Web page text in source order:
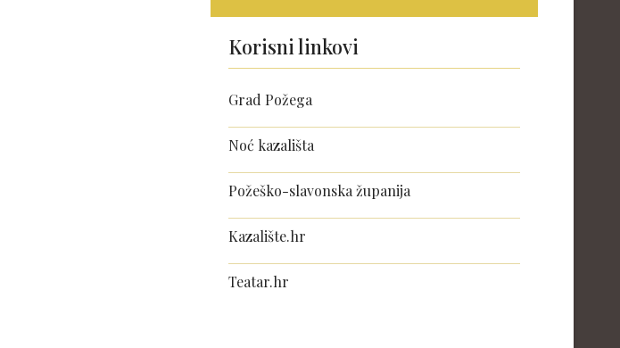
Korisni linkovi
Grad Požega
Noć kazališta
Požeško-slavonska županija
Kazalište.hr
Teatar.hr